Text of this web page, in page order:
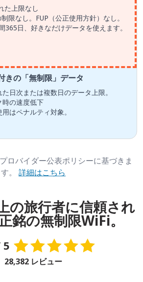
た上限なし
限なし。FUP（公正使用方針）なし。
365日、好きなだけデータを使えます。
きの「無制限」データ
日次または複数日のデータ上限。
時の速度低下
はペナルティ対象。
ロバイダー公表ポリシーに基づきま
す。 詳細はこちら
の旅行者に信頼され
銘の無制限WiFi。
5
28,382 レビュー